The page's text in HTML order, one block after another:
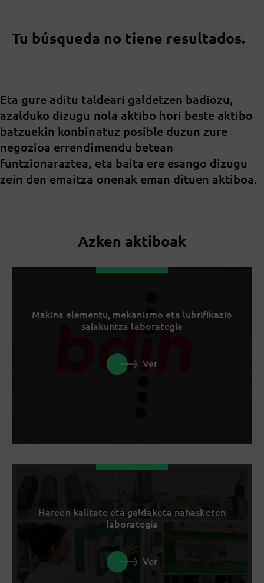
Tu búsqueda no tiene resultados.
Eta gure aditu taldeari galdetzen badiozu,
azalduko dizugu nola aktibo hori beste aktibo
batzuekin konbinatuz posible duzun zure
negozioa errendimendu betean
funtzionaraztea, eta baita ere esango dizugu
zein den emaitza onenak eman dituen aktiboa.
Azken aktiboak
Makina elementu, mekanismo eta lubrifikazio
saiakuntza laborategia
Ver
Hareen kalitate eta galdaketa nahasketen
laborategia
Ver